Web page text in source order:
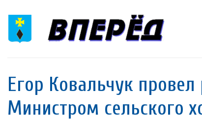
Егор Ковальчук
Министром сельского